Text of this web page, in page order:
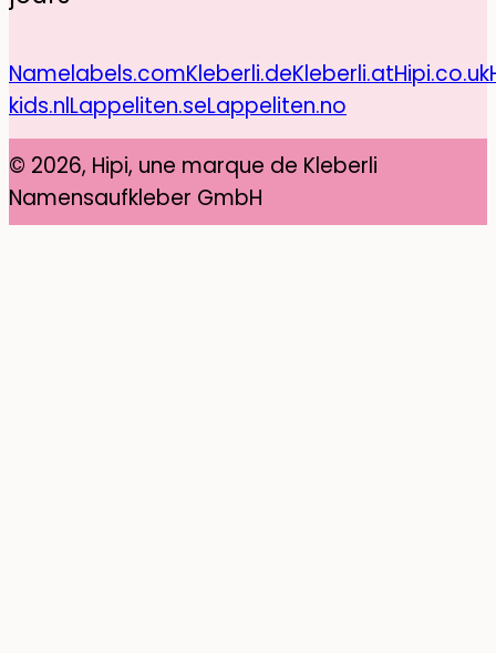
Namelabels.comKleberli.deKleberli.atHipi.co.uk
kids.nlLappeliten.seLappeliten.no
© 2026, Hipi, une marque de Kleberli
Namensaufkleber GmbH